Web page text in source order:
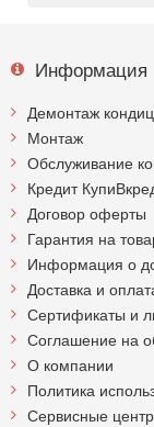
Информация
Демонтаж
Монтаж
Обслуживание
Кредит
Договор оферты
Гарантия на
Информация о
Доставка и
Сертификаты и
Соглашение на
О компании
Политика
Сервисные